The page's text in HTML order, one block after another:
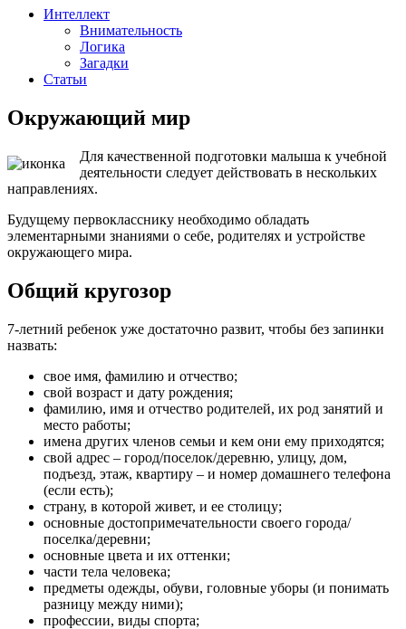
Интеллект
Внимательность
Логика
Загадки
Статьи
Окружающий мир
Для качественной подготовки малыша к учебной
деятельности следует действовать в нескольких
направлениях.
Будущему первокласснику необходимо обладать
элементарными знаниями о себе, родителях и устройстве
окружающего мира.
Общий кругозор
7-летний ребенок уже достаточно развит, чтобы без запинки
назвать:
свое имя, фамилию и отчество;
свой возраст и дату рождения;
фамилию, имя и отчество родителей, их род занятий и
место работы;
имена других членов семьи и кем они ему приходятся;
свой адрес – город/поселок/деревню, улицу, дом,
подъезд, этаж, квартиру – и номер домашнего телефона
(если есть);
страну, в которой живет, и ее столицу;
основные достопримечательности своего города/
поселка/деревни;
основные цвета и их оттенки;
части тела человека;
предметы одежды, обуви, головные уборы (и понимать
разницу между ними);
профессии, виды спорта;